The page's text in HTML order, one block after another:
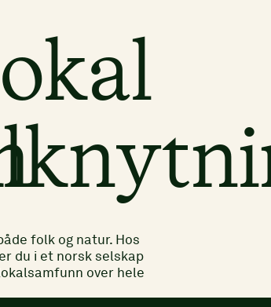
folk og natur. Hos
du i et norsk selskap
over hele